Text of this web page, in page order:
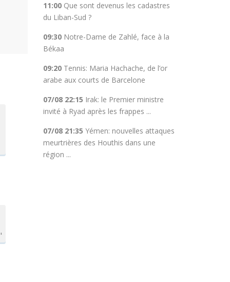
11:00Que sont devenus les cadastres
du Liban-Sud ?
09:30Notre-Dame de Zahlé, face à la
Békaa
09:20Tennis: Maria Hachache, de l’or
arabe aux courts de Barcelone
07/08 22:15 Irak: le Premier ministre
invité à Ryad après les frappes ...
07/08 21:35 Yémen: nouvelles attaques
meurtrières des Houthis dans une
région ...